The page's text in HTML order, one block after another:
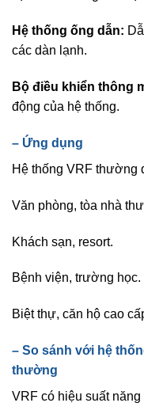
Hệ thống ống dẫn:
các dàn lạnh.
Bộ điều khiển thông
động của hệ thống.
– Ứng dụng
Hệ thống VRF thường
Văn phòng, tòa nhà
Khách sạn, resort.
Bệnh viện, trường học.
Biệt thự, căn hộ cao
– So sánh với hệ
thường
VRF có hiệu suất